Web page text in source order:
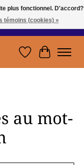
Liste dePanier
au mot-
plus fonctionnel. D'accord?
témoins (cookies) »